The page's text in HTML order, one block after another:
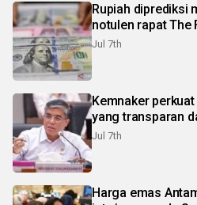
Rupiah diprediksi
notulen rapat The
Jul 7th
Kemnaker
yang transparan
Jul 7th
Harga emas